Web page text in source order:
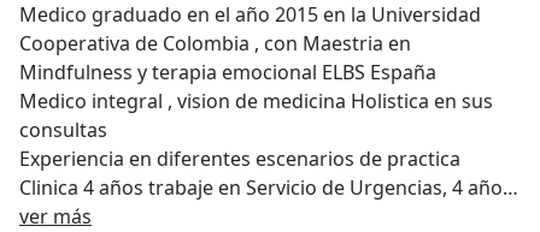
Medico graduado en el año 2015 en la Universidad
Cooperativa de Colombia , con Maestria en
Mindfulness y terapia emocional ELBS España
Medico integral , vision de medicina Holistica en sus
consultas
Experiencia en diferentes escenarios de practica
Clinica 4 años trabaje en Servicio de Urgencias, 4 años
de experiencia en valoracion de consulta externa
ver más